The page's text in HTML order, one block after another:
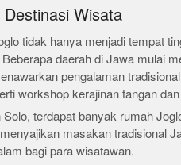
Wisata
tidak hanya menjadi tempat
daerah di Jawa mulai
pengalaman
workshop kerajinan tangan
terdapat banyak rumah
masakan tradisional
bagi para wisatawan.